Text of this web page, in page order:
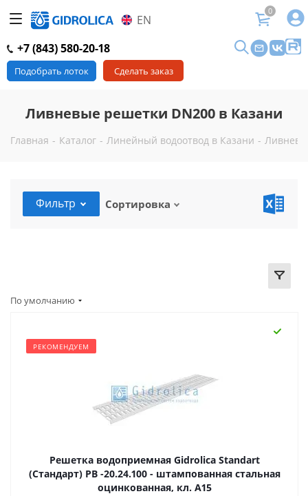
EN
0
+7 (843) 580-20-18
Подобрать лоток Сделать заказ
Ливневые решетки DN200 в Казани
Главная - Каталог - Линейный водоотвод в Казани -
Фильтр Сортировка
По умолчанию
РЕКОМЕНДУЕМ
Решетка водоприемная Gidrolica Standart
(Стандарт) РВ -20.24.100 - штампованная стальная
оцинкованная, кл. А15